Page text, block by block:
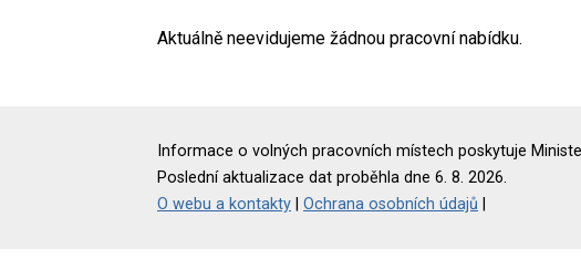
Aktuálně neevidujeme žádnou pracovní nabídku.
Informace o volných pracovních místech poskytuje
Poslední aktualizace dat proběhla dne 6. 8. 2026.
O webu a kontakty
Ochrana osobních údajů